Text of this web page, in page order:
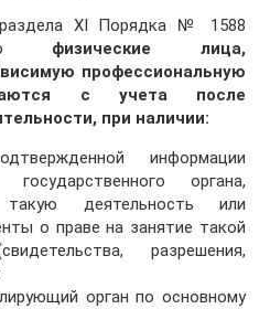
XI Порядка № 1588
физические лица,
профессиональную
с учета после
при наличии:
информации
государственного органа,
такую деятельность или
о праве на занятие такой
разрешения,
орган по основному